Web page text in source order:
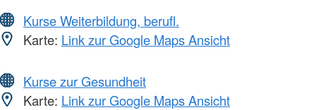
Kurse Weiterbildung, berufl.
Karte: Link zur Google Maps Ansicht
Kurse zur Gesundheit
Karte: Link zur Google Maps Ansicht